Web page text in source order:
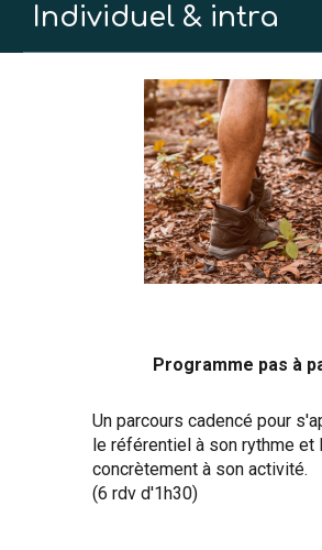
Individuel & intra
Programme pas à
Un parcours cadencé pour
le référentiel à son rythme et
concrètement à son activité.
(6 rdv d'1h30)